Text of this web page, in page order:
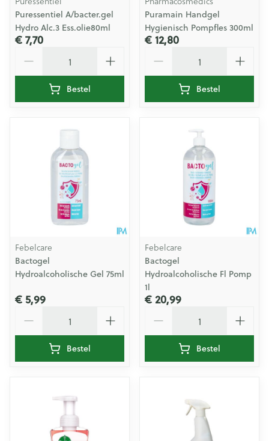
Puressentiel A/bacter.gel
Hydro Alc.3 Ess.olie80ml
€ 7,70
Bestel
Puramain Handgel
Hygienisch Pompfles 300ml
€ 12,80
Bestel
Febelcare
Bactogel
Hydroalcoholische Gel 75ml
€ 5,99
Bestel
Febelcare
Bactogel
Hydroalcoholische Fl Pomp
1l
€ 20,99
Bestel